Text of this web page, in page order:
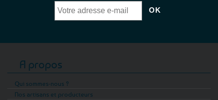
A propos
Qui sommes-nous ?
Nos artisans et producteurs